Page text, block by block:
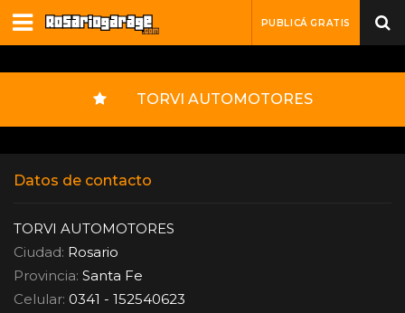
PUBLICÁ GRATIS
TORVI AUTOMOTORES
Datos de contacto
TORVI AUTOMOTORES
Ciudad: Rosario
Provincia: Santa Fe
Celular: 0341 - 152540623